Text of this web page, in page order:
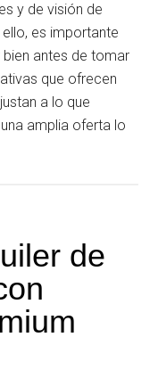
y de visión de
es importante
antes de tomar
que ofrecen
a lo que
amplia oferta lo
de